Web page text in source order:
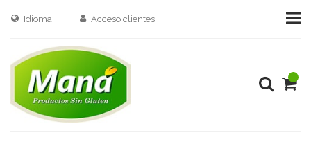
Idioma Acceso clientes